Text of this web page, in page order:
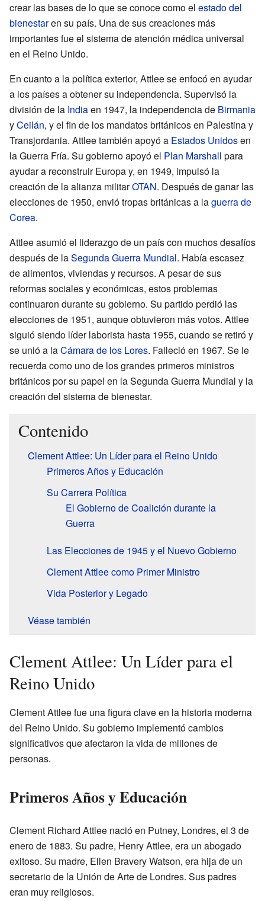
crear las bases de lo que se conoce como el estado del
bienestaren su país. Una de sus creaciones más
importantes fue el sistema de atención médica universal
en el Reino Unido.
En cuanto a la política exterior, Attlee se enfocó en ayudar
a los países a obtener su independencia. Supervisó la
división de la Indiaen 1947, la independencia de Birmania
yCeilán, y el fin de los mandatos británicos en Palestina y
Transjordania. Attlee también apoyó a Estados Unidosen
la Guerra Fría. Su gobierno apoyó el Plan Marshall para
ayudar a reconstruir Europa y, en 1949, impulsó la
creación de la alianza militarOTAN. Después de ganar las
elecciones de 1950, envió tropas británicas a laguerra de
Corea.
Attlee asumió el liderazgo de un país con muchos desafíos
después de laSegunda Guerra Mundial. Había escasez
de alimentos, viviendas y recursos. A pesar de sus
reformas sociales y económicas, estos problemas
continuaron durante su gobierno. Su partido perdió las
elecciones de 1951, aunque obtuvieron más votos. Attlee
siguió siendo líder laborista hasta 1955, cuando se retiró y
se unió a laCámara de los Lores. Falleció en 1967. Se le
recuerda como uno de los grandes primeros ministros
británicos por su papel en la Segunda Guerra Mundial y la
creación del sistema de bienestar.
Contenido
Clement Attlee: Un Líder para el Reino Unido
Primeros Años y Educación
Su Carrera Política
El Gobierno de Coalición durante la
Guerra
Las Elecciones de 1945 y el Nuevo Gobierno
Clement Attlee como Primer Ministro
Vida Posterior y Legado
Véase también
Clement Attlee: Un Líder para el
Reino Unido
Clement Attlee fue una figura clave en la historia moderna
del Reino Unido. Su gobierno implementó cambios
significativos que afectaron la vida de millones de
personas.
Primeros Años y Educación
Clement Richard Attlee nació en Putney, Londres, el 3 de
enero de 1883. Su padre, Henry Attlee, era un abogado
exitoso. Su madre, Ellen Bravery Watson, era hija de un
secretario de la Unión de Arte de Londres. Sus padres
eran muy religiosos.